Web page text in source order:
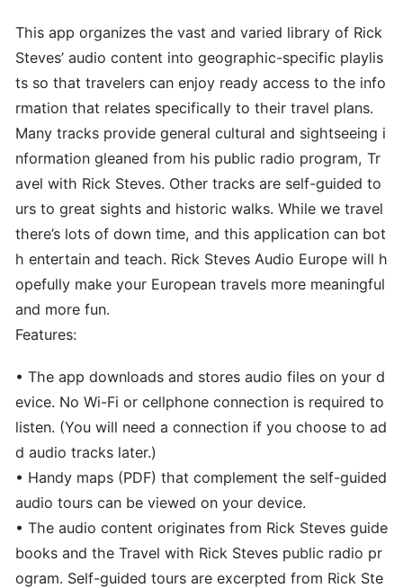
This app organizes the vast and varied library of Rick
Steves’ audio content into geographic-specific playlis
ts so that travelers can enjoy ready access to the info
rmation that relates specifically to their travel plans.
Many tracks provide general cultural and sightseeing i
nformation gleaned from his public radio program, Tr
avel with Rick Steves. Other tracks are self-guided to
urs to great sights and historic walks. While we travel
there’s lots of down time, and this application can bot
h entertain and teach. Rick Steves Audio Europe will h
opefully make your European travels more meaningful
and more fun.
Features:
• The app downloads and stores audio files on your d
evice. No Wi-Fi or cellphone connection is required to
listen. (You will need a connection if you choose to ad
d audio tracks later.)
• Handy maps (PDF) that complement the self-guided
audio tours can be viewed on your device.
• The audio content originates from Rick Steves guide
books and the Travel with Rick Steves public radio pr
ogram. Self-guided tours are excerpted from Rick Ste